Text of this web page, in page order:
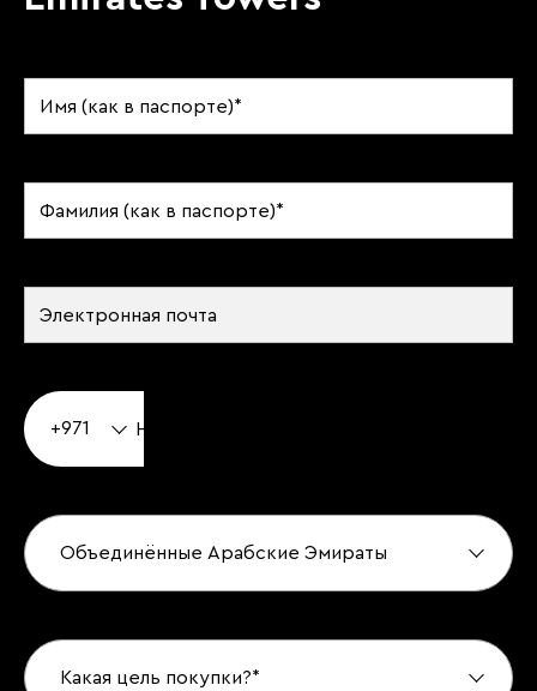
+971
Объединённые Арабские Эмираты
Какая цель покупки?*